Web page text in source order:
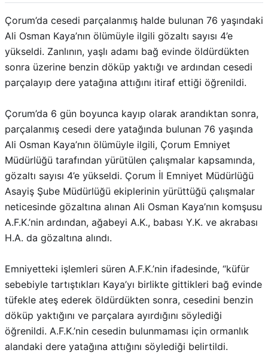
Çorum’da cesedi parçalanmış halde bulunan 76 yaşındaki
Ali Osman Kaya’nın ölümüyle ilgili gözaltı sayısı 4’e
yükseldi. Zanlının, yaşlı adamı bağ evinde öldürdükten
sonra üzerine benzin döküp yaktığı ve ardından cesedi
parçalayıp dere yatağına attığını itiraf ettiği öğrenildi.
Çorum’da 6 gün boyunca kayıp olarak arandıktan sonra,
parçalanmış cesedi dere yatağında bulunan 76 yaşında
Ali Osman Kaya’nın ölümüyle ilgili, Çorum Emniyet
Müdürlüğü tarafından yürütülen çalışmalar kapsamında,
gözaltı sayısı 4’e yükseldi. Çorum İl Emniyet Müdürlüğü
Asayiş Şube Müdürlüğü ekiplerinin yürüttüğü çalışmalar
neticesinde gözaltına alınan Ali Osman Kaya’nın komşusu
A.F.K.’nin ardından, ağabeyi A.K., babası Y.K. ve akrabası
H.A. da gözaltına alındı.
Emniyetteki işlemleri süren A.F.K.’nin ifadesinde, “küfür
sebebiyle tartıştıkları Kaya’yı birlikte gittikleri bağ evinde
tüfekle ateş ederek öldürdükten sonra, cesedini benzin
döküp yaktığını ve parçalara ayırdığını söylediği
öğrenildi. A.F.K.’nin cesedin bulunmaması için ormanlık
alandaki dere yatağına attığını söylediği belirtildi.